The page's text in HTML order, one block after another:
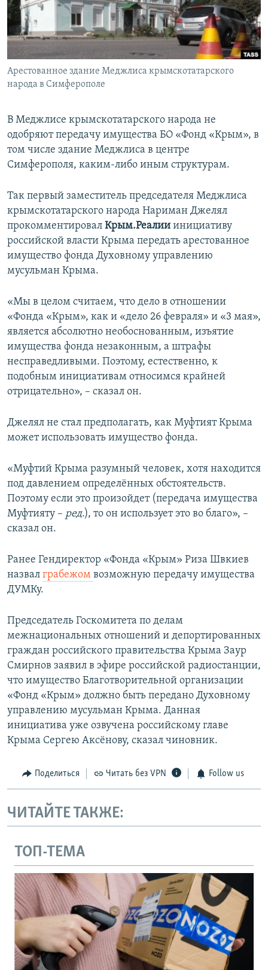
ПОБЕДИТЕЛЕЙ НЕ СУДЯТ?
КРЫМ.НЕПОКОРЕННЫЙ
ELIFBE
УКРАИНСКАЯ ПРОБЛЕМА КРЫМА
ПРИСОЕДИНЯЙТЕСЬ!
Все сайты RFE/RL
Арестованное здание Меджлиса крымскотатарского
народа в Симферополе
В Меджлисе крымскотатарского народа не
одобряют передачу имущества БО «Фонд «Крым», в
том числе здание Меджлиса в центре
Симферополя, каким-либо иным структурам.
Так первый заместитель председателя Меджлиса
крымскотатарского народа Нариман Джелял
прокомментировал Крым.Реалии инициативу
российской власти Крыма передать арестованное
имущество фонда Духовному управлению
мусульман Крыма.
«Мы в целом считаем, что дело в отношении
«Фонда «Крым», как и «дело 26 февраля» и «3 мая»,
является абсолютно необоснованным, изъятие
имущества фонда незаконным, а штрафы
несправедливыми. Поэтому, естественно, к
подобным инициативам относимся крайней
отрицательно», – сказал он.
Джелял не стал предполагать, как Муфтият Крыма
может использовать имущество фонда.
«Муфтий Крыма разумный человек, хотя находится
под давлением определённых обстоятельств.
Поэтому если это произойдет (передача имущества
Муфтияту – ред.), то он использует это во благо», –
сказал он.
Ранее Гендиректор «Фонда «Крым» Риза Швкиев
назвал грабежом возможную передачу имущества
ДУМКу.
Председатель Госкомитета по делам
межнациональных отношений и депортированных
граждан российского правительства Крыма Заур
Смирнов заявил в эфире российской радиостанции,
что имущество Благотворительной организации
«Фонд «Крым» должно быть передано Духовному
управлению мусульман Крыма. Данная
инициатива уже озвучена российскому главе
Крыма Сергею Аксёнову, сказал чиновник.
Поделиться Читать без VPN Follow us
ЧИТАЙТЕ ТАКЖЕ:
ТОП-ТЕМА